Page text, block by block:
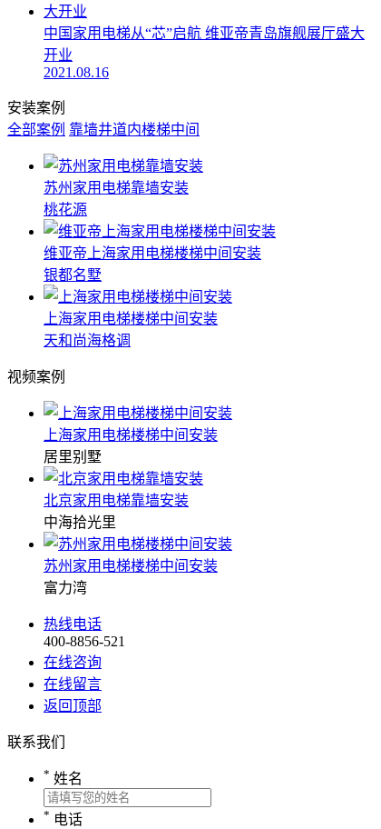
中国家用电梯从“芯”启航 维亚帝青岛旗舰展厅盛大
开业
2021.08.16
安装案例
全部案例 靠墙井道内楼梯中间
苏州家用电梯靠墙安装
桃花源
维亚帝上海家用电梯楼梯中间安装
银都名墅
上海家用电梯楼梯中间安装
天和尚海格调
视频案例
上海家用电梯楼梯中间安装
居里别墅
北京家用电梯靠墙安装
中海拾光里
苏州家用电梯楼梯中间安装
富力湾
热线电话
400-8856-521
在线咨询
在线留言
返回顶部
联系我们
* 姓名
* 电话